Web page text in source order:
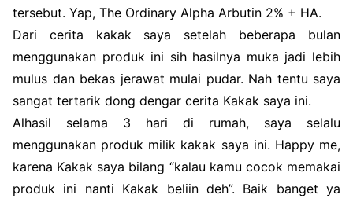
tersebut. Yap, The Ordinary Alpha Arbutin 2% + HA.
Dari cerita kakak saya setelah beberapa bulan
menggunakan produk ini sih hasilnya muka jadi lebih
mulus dan bekas jerawat mulai pudar. Nah tentu saya
sangat tertarik dong dengar cerita Kakak saya ini.
Alhasil selama 3 hari di rumah, saya selalu
menggunakan produk milik kakak saya ini. Happy me,
karena Kakak saya bilang “kalau kamu cocok memakai
produk ini nanti Kakak beliin deh”. Baik banget ya